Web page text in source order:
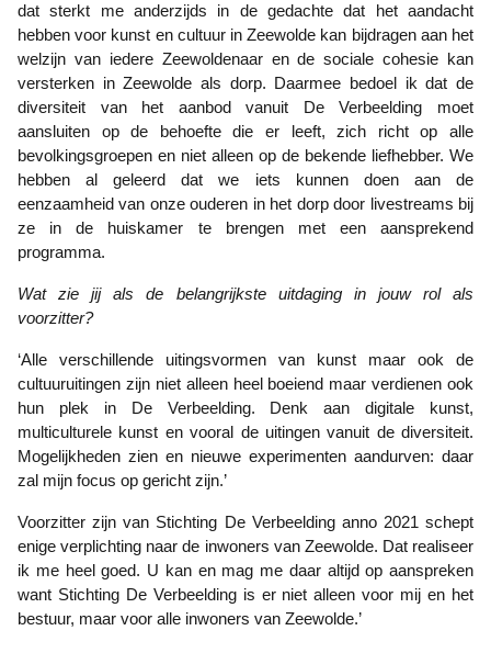
dat sterkt me anderzijds in de gedachte dat het aandacht
hebben voor kunst en cultuur in Zeewolde kan bijdragen aan het
welzijn van iedere Zeewoldenaar en de sociale cohesie kan
versterken in Zeewolde als dorp. Daarmee bedoel ik dat de
diversiteit van het aanbod vanuit De Verbeelding moet
aansluiten op de behoefte die er leeft, zich richt op alle
bevolkingsgroepen en niet alleen op de bekende liefhebber. We
hebben al geleerd dat we iets kunnen doen aan de
eenzaamheid van onze ouderen in het dorp door livestreams bij
ze in de huiskamer te brengen met een aansprekend
programma.
Wat zie jij als de belangrijkste uitdaging in jouw rol als
voorzitter?
‘Alle verschillende uitingsvormen van kunst maar ook de
cultuuruitingen zijn niet alleen heel boeiend maar verdienen ook
hun plek in De Verbeelding. Denk aan digitale kunst,
multiculturele kunst en vooral de uitingen vanuit de diversiteit.
Mogelijkheden zien en nieuwe experimenten aandurven: daar
zal mijn focus op gericht zijn.’
Voorzitter zijn van Stichting De Verbeelding anno 2021 schept
enige verplichting naar de inwoners van Zeewolde. Dat realiseer
ik me heel goed. U kan en mag me daar altijd op aanspreken
want Stichting De Verbeelding is er niet alleen voor mij en het
bestuur, maar voor alle inwoners van Zeewolde.’